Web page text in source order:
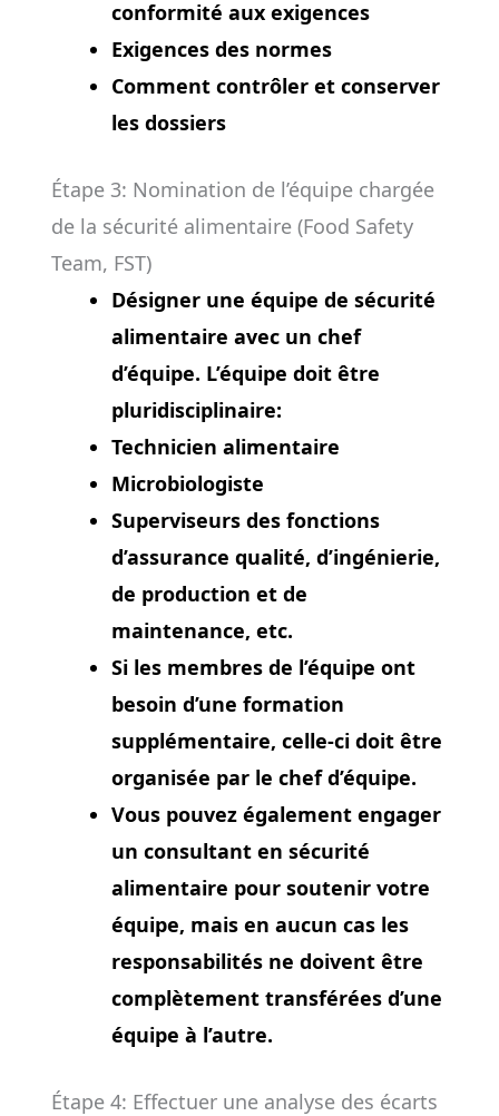
conformité aux exigences
Exigences des normes
Comment contrôler et conserver
les dossiers
Étape 3: Nomination de l’équipe chargée
de la sécurité alimentaire (Food Safety
Team, FST)
Désigner une équipe de sécurité
alimentaire avec un chef
d’équipe. L’équipe doit être
pluridisciplinaire:
Technicien alimentaire
Microbiologiste
Superviseurs des fonctions
d’assurance qualité, d’ingénierie,
de production et de
maintenance, etc.
Si les membres de l’équipe ont
besoin d’une formation
supplémentaire, celle-ci doit être
organisée par le chef d’équipe.
Vous pouvez également engager
un consultant en sécurité
alimentaire pour soutenir votre
équipe, mais en aucun cas les
responsabilités ne doivent être
complètement transférées d’une
équipe à l’autre.
Étape 4: Effectuer une analyse des écarts